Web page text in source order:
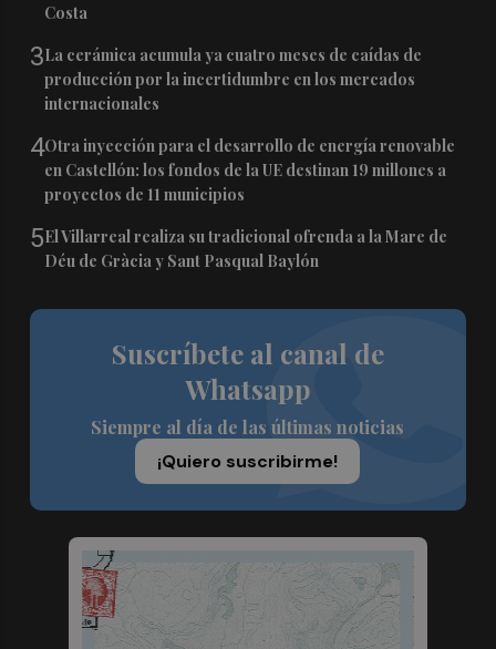
Costa
3La cerámica acumula ya cuatro meses de caídas de
producción por la incertidumbre en los mercados
internacionales
4Otra inyección para el desarrollo de energía renovable
en Castellón: los fondos de la UE destinan 19 millones a
proyectos de 11 municipios
5El Villarreal realiza su tradicional ofrenda a la Mare de
Déu de Gràcia y Sant Pasqual Baylón
Suscríbete al canal de
Whatsapp
Siempre al día de las últimas noticias
¡Quiero suscribirme!